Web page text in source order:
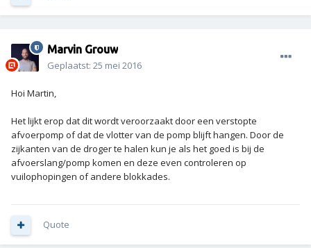
Marvin Grouw
Geplaatst: 25 mei 2016
Hoi Martin,
Het lijkt erop dat dit wordt veroorzaakt door een verstopte
afvoerpomp of dat de vlotter van de pomp blijft hangen. Door de
zijkanten van de droger te halen kun je als het goed is bij de
afvoerslang/pomp komen en deze even controleren op
vuilophopingen of andere blokkades.
Quote